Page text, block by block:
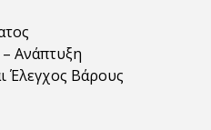
Ανάπτυξη
Έλεγχος Βάρους